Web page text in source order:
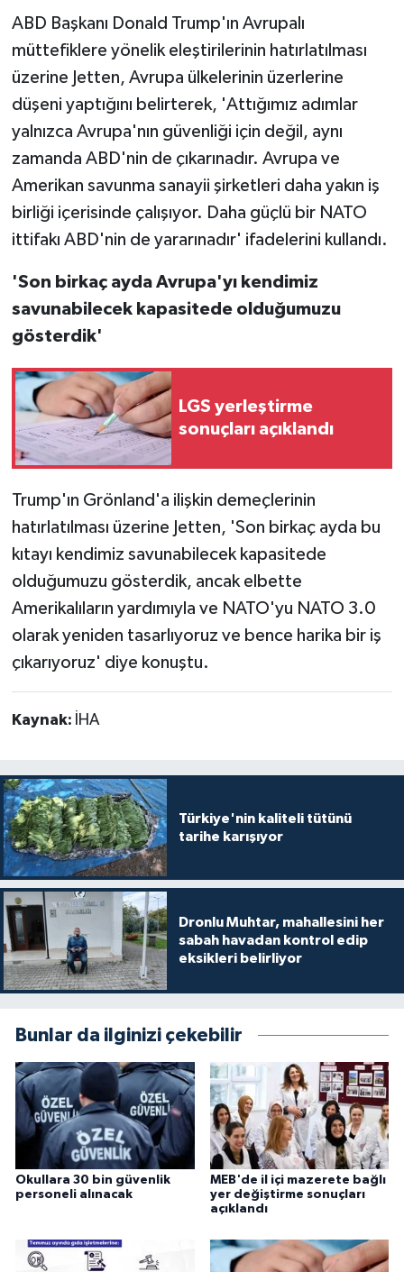
ABD Başkanı Donald Trump'ın Avrupalı
müttefiklere yönelik eleştirilerinin hatırlatılması
üzerine Jetten, Avrupa ülkelerinin üzerlerine
düşeni yaptığını belirterek, 'Attığımız adımlar
yalnızca Avrupa'nın güvenliği için değil, aynı
zamanda ABD'nin de çıkarınadır. Avrupa ve
Amerikan savunma sanayii şirketleri daha yakın iş
birliği içerisinde çalışıyor. Daha güçlü bir NATO
ittifakı ABD'nin de yararınadır' ifadelerini kullandı.
'Son birkaç ayda Avrupa'yı kendimiz
savunabilecek kapasitede olduğumuzu
gösterdik'
LGS yerleştirme
sonuçları açıklandı
Trump'ın Grönland'a ilişkin demeçlerinin
hatırlatılması üzerine Jetten, 'Son birkaç ayda bu
kıtayı kendimiz savunabilecek kapasitede
olduğumuzu gösterdik, ancak elbette
Amerikalıların yardımıyla ve NATO'yu NATO 3.0
olarak yeniden tasarlıyoruz ve bence harika bir iş
çıkarıyoruz' diye konuştu.
Kaynak: İHA
Türkiye'nin kaliteli tütünü
tarihe karışıyor
Dronlu Muhtar, mahallesini her
sabah havadan kontrol edip
eksikleri belirliyor
Bunlar da ilginizi çekebilir
Okullara 30 bin güvenlik
personeli alınacak
MEB'de il içi mazerete bağlı
yer değiştirme sonuçları
açıklandı